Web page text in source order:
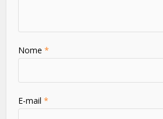
Nome*
E-mail*